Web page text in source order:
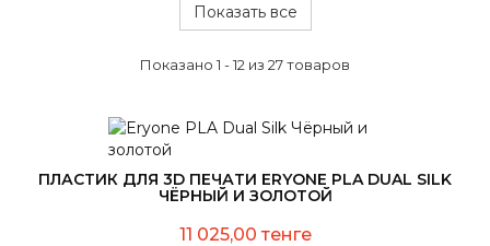
Показать все
Показано 1 - 12 из 27 товаров
ПЛАСТИК ДЛЯ 3D ПЕЧАТИ ERYONE PLA DUAL SILK
ЧЁРНЫЙ И ЗОЛОТОЙ
11 025,00 тенге